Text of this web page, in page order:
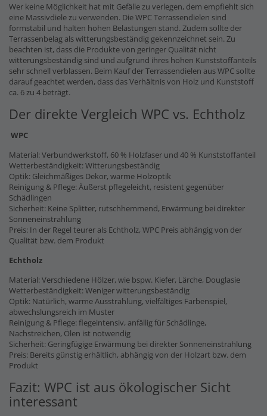
Wer keine Möglichkeit hat mit Gefälle zu verlegen, dem empfiehlt sich
eine Massivdiele zu verwenden. Die WPC Terrassendielen sind
formstabil und halten hohen Belastungen stand. Zudem sollte der
Terrassenbelag als witterungsbeständig gekennzeichnet sein. Zu
beachten ist, dass die Produkte von geringer Qualität nicht
witterungsbeständig sind und aufgrund ihres hohen Kunststoffanteils
sehr schnell verblassen. Beim Kauf der Terrassendielen aus WPC sollte
darauf geachtet werden, dass das Verhältnis von Holz und Kunststoff
ca. 6 zu 4 beträgt.
Der direkte Vergleich WPC vs. Echtholz
WPC
Material: Verbundwerkstoff, 60 % Holzfaser und 40 % Kunststoffanteil
Wetterbeständigkeit: Witterungsbeständig
Optik: Gleichmäßiges Dekor, warme Holzoptik
Reinigung & Pflege: Äußerst pflegeleicht, resistent gegenüber
Schädlingen
Sicherheit: Keine Splitter, rutschhemmend, Erwärmung bei direkter
Sonneneinstrahlung
Preis: In der Regel teurer als Echtholz, WPC Preis abhängig von der
Qualität bzw. dem Produkt
Echtholz
Material: Verschiedene Hölzer, wie bspw. Kiefer, Lärche, Douglasie
Wetterbeständigkeit: Weniger witterungsbeständig
Optik: Natürlich, warme Ausstrahlung, vielfältiges Farbenspiel,
abwechslungsreich im Muster
Reinigung & Pflege: flegeintensiv, anfällig für Schädlinge,
Nachstreichen, Ölen ist notwendig
Sicherheit: Geringfügige Erwärmung bei direkter Sonneneinstrahlung
Preis: Bereits günstig erhältlich, abhängig von der Holzart bzw. dem
Produkt
Fazit: WPC ist aus ökologischer Sicht
interessant